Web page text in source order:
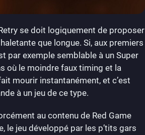
se doit logiquement de proposer
que longue. Si, aux premiers
par exemple semblable à un Super
où le moindre faux timing et la
mourir instantanément, et c’est
à un jeu de ce type.
au contenu de Red Game
le jeu développé par les p’tits gars